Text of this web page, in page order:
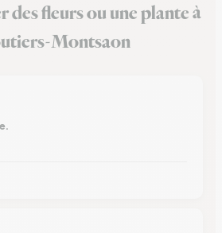
fleurs ou une plante à
Montsaon